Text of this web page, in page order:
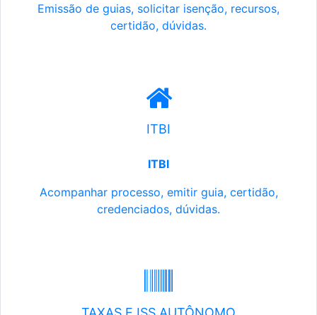
Emissão de guias, solicitar isenção, recursos,
certidão, dúvidas.
ITBI
ITBI
Acompanhar processo, emitir guia, certidão,
credenciados, dúvidas.